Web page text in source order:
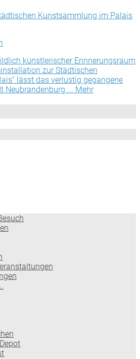
Kunstsammlung im Palais
künstlerischer Erinnerungsraum
zur Städtischen
lässt das verlustig gegangene
Neubrandenburg ... Mehr